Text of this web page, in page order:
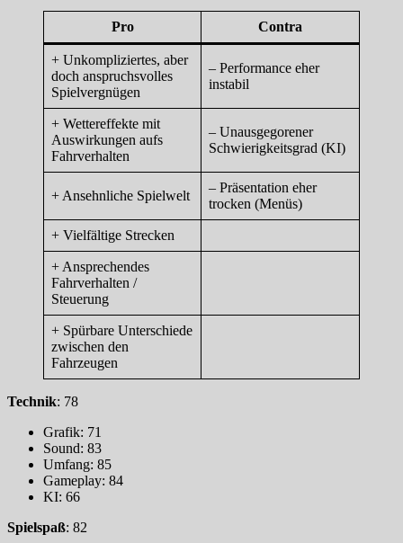
Pro Contra
+ Unkompliziertes, aber
doch anspruchsvolles
Spielvergnügen
– Performance eher
instabil
+ Wettereffekte mit
Auswirkungen aufs
Fahrverhalten
– Unausgegorener
Schwierigkeitsgrad (KI)
+ Ansehnliche Spielwelt
– Präsentation eher
trocken (Menüs)
+ Vielfältige Strecken
+ Ansprechendes
Fahrverhalten /
Steuerung
+ Spürbare Unterschiede
zwischen den
Fahrzeugen
Technik: 78
Grafik: 71
Sound: 83
Umfang: 85
Gameplay: 84
KI: 66
Spielspaß: 82